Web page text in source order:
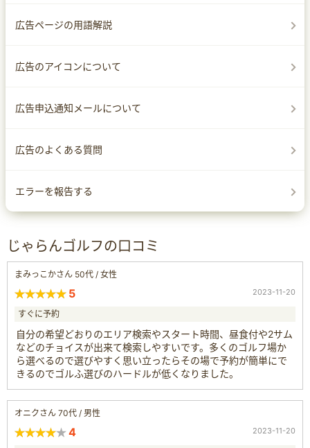
広告ページの用語解説
広告のアイコンについて
広告申込通知メールについて
広告のよくある質問
エラーを報告する
じゃらんゴルフの口コミ
まみっこかさん 50代 / 女性
5 2023-11-20
すぐに予約
自分の希望どおりのエリア検索やスタート時間、昼食付や2サム
などのチョイスが出来て検索しやすいです。多くのゴルフ場か
ら選べるので選びやすく思い立ったらその場で予約が簡単にで
きるのでゴルふ選びのハードルが低くなりました。
オニクさん 70代 / 男性
4 2023-11-20